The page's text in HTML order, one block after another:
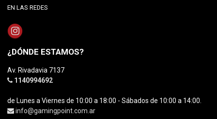
EN LAS REDES
¿DÓNDE ESTAMOS?
Av. Rivadavia 7137
1140994692
de Lunes a Viernes de 10:00 a 18:00 - Sábados de 10:00 a 14:00.
info@gamingpoint.com.ar